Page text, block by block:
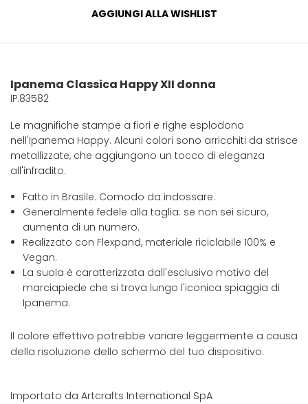
AGGIUNGI ALLA WISHLIST
Ipanema Classica Happy XII donna
IP.83582
Le magnifiche stampe a fiori e righe esplodono
nell'Ipanema Happy. Alcuni colori sono arricchiti da strisce
metallizzate, che aggiungono un tocco di eleganza
all'infradito.
Fatto in Brasile. Comodo da indossare.
Generalmente fedele alla taglia: se non sei sicuro,
aumenta di un numero.
Realizzato con Flexpand, materiale riciclabile 100% e
Vegan.
La suola è caratterizzata dall'esclusivo motivo del
marciapiede che si trova lungo l'iconica spiaggia di
Ipanema.
Il colore effettivo potrebbe variare leggermente a causa
della risoluzione dello schermo del tuo dispositivo.
Importato da Artcrafts International SpA